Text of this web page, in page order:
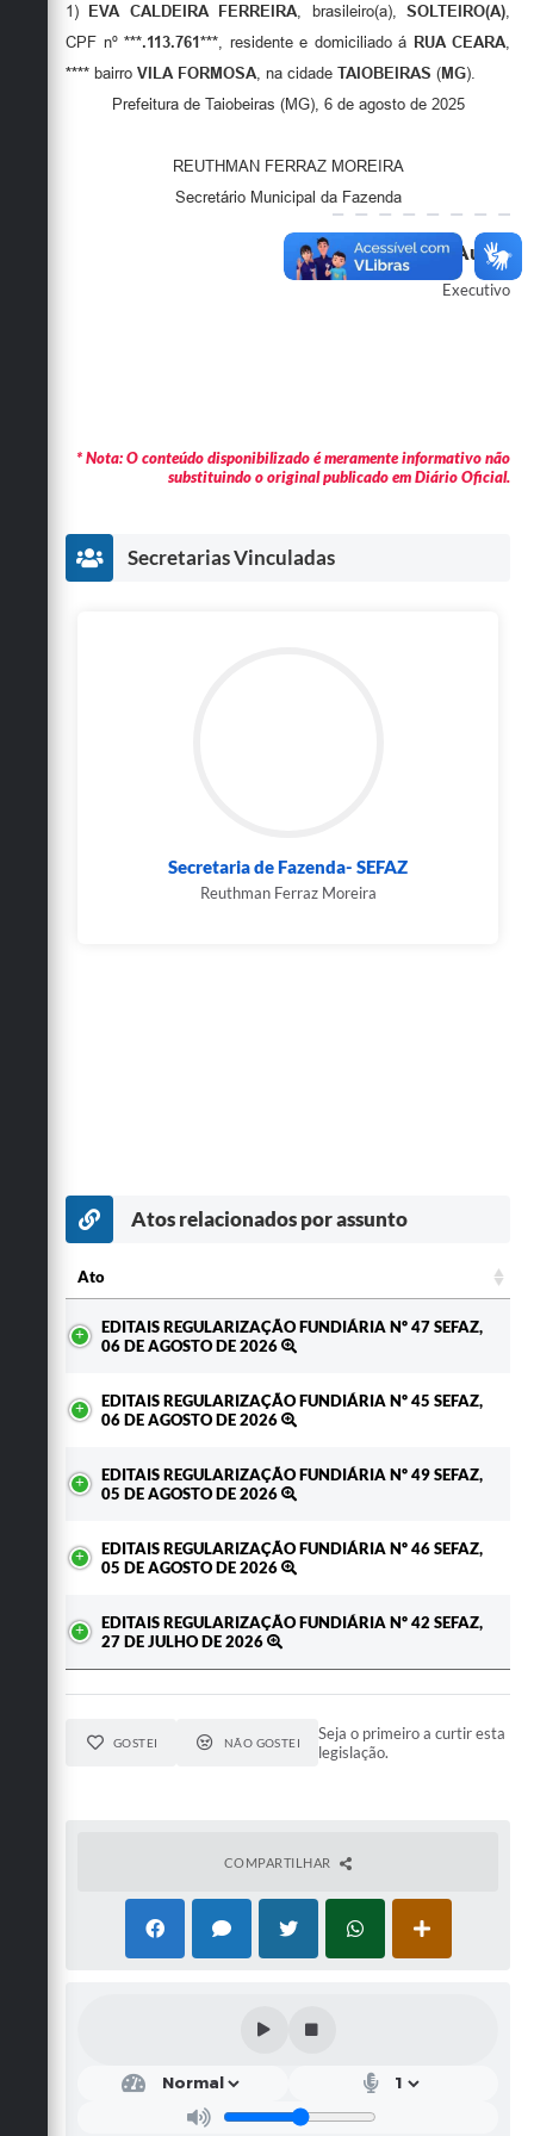
1) EVA CALDEIRA FERREIRA , brasileiro(a),SOLTEIRO(A)
CPF nº ***.113.761*** , residente e domiciliado á RUA CEARA
**** bairro VILA FORMOSA , na cidade TAIOBEIRAS (MG).
Prefeitura de Taiobeiras (MG), 6 de agosto de 2025
REUTHMAN FERRAZ MOREIRA
Secretário Municipal da Fazenda
Autor
Executivo
* Nota: O conteúdo disponibilizado é meramente informativo não
substituindo o original publicado em Diário Oficial.
Secretarias Vinculadas
Secretaria de Fazenda- SEFAZ
Reuthman Ferraz Moreira
Atos relacionados por assunto
Ato
EDITAIS REGULARIZAÇÃO FUNDIÁRIA Nº 47 SEFAZ,
06 DE AGOSTO DE 2026
EDITAIS REGULARIZAÇÃO FUNDIÁRIA Nº 45 SEFAZ,
06 DE AGOSTO DE 2026
EDITAIS REGULARIZAÇÃO FUNDIÁRIA Nº 49 SEFAZ,
05 DE AGOSTO DE 2026
EDITAIS REGULARIZAÇÃO FUNDIÁRIA Nº 46 SEFAZ,
05 DE AGOSTO DE 2026
EDITAIS REGULARIZAÇÃO FUNDIÁRIA Nº 42 SEFAZ,
27 DE JULHO DE 2026
GOSTEI NÃO GOSTEI
Seja o primeiro a curtir esta
legislação.
COMPARTILHAR